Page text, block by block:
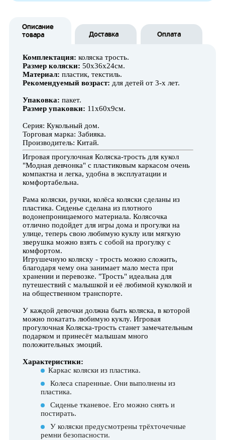
Описание
товара
Доставка Оплата
Комплектация: коляска трость.
Размер коляски: 50х36х24см.
Материал: пластик, текстиль.
Рекомендуемый возраст: для детей от 3-х лет.
Упаковка: пакет.
Размер упаковки: 11х60х9см.
Серия: Кукольный дом.
Торговая марка: Забияка.
Производитель: Китай.
Игровая прогулочная Коляска-трость для кукол
"Модная девчонка" с пластиковым каркасом очень
компактна и легка, удобна в эксплуатации и
комфортабельна.
Рама коляски, ручки, колёса коляски сделаны из
пластика. Сиденье сделана из плотного
водонепроницаемого материала. Колясочка
отлично подойдет для игры дома и прогулки на
улице, теперь свою любимую куклу или мягкую
зверушка можно взять с собой на прогулку с
комфортом.
Игрушечную коляску - трость можно сложить,
благодаря чему она занимает мало места при
хранении и перевозке. "Трость" идеальна для
путешествий с малышкой и её любимой куколкой и
на общественном транспорте.
У каждой девочки должна быть коляска, в которой
можно покатать любимую куклу. Игровая
прогулочная Коляска-трость станет замечательным
подарком и принесёт малышам много
положительных эмоций.
Характеристики:
Каркас коляски из пластика.
Колеса спаренные. Они выполнены из
пластика.
Сиденье тканевое. Его можно снять и
постирать.
У коляски предусмотрены трёхточечные
ремни безопасности.